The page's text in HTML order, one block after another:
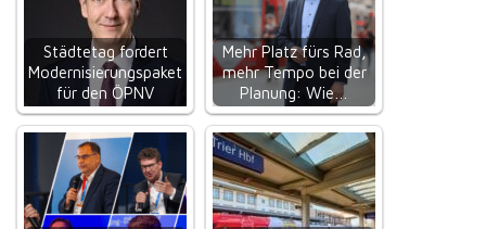
Städtetag fordert
Modernisierungspaket
für den ÖPNV
Mehr Platz fürs Rad,
mehr Tempo bei der
Planung: Wie…